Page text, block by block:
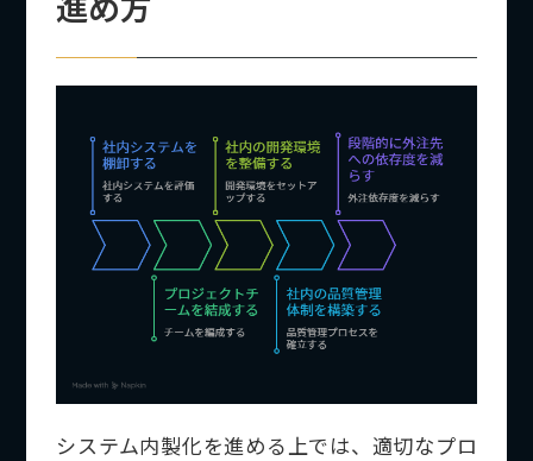
システム内製化を進める上では、適切なプロ